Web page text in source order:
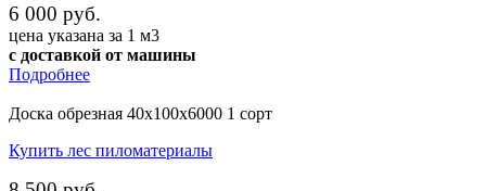
6 000 руб.
цена указана за 1 м3
с доставкой от машины
Подробнее
Доска обрезная 40х100х6000 1 сорт
Купить лес пиломатериалы